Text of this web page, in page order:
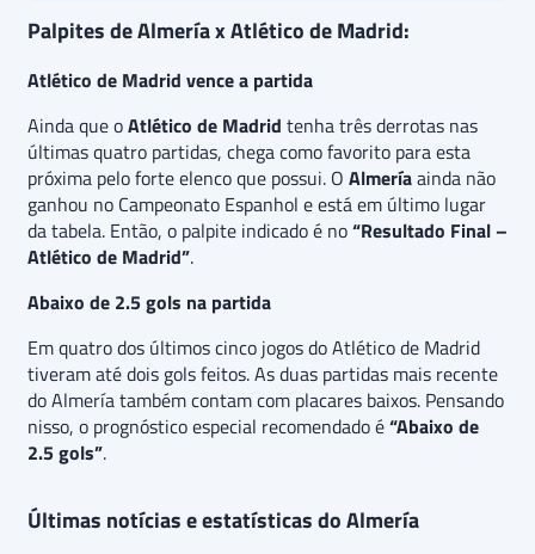
Palpites de Almería x Atlético de Madrid:
Atlético de Madrid vence a partida
Ainda que oAtlético de Madrid tenha três derrotas nas
últimas quatro partidas, chega como favorito para esta
próxima pelo forte elenco que possui. O Almeríaainda não
ganhou no Campeonato Espanhol e está em último lugar
da tabela. Então, o palpite indicado é no“Resultado Final –
Atlético de Madrid”.
Abaixo de 2.5 gols na partida
Em quatro dos últimos cinco jogos do Atlético de Madrid
tiveram até dois gols feitos. As duas partidas mais recente
do Almería também contam com placares baixos. Pensando
nisso, o prognóstico especial recomendado é“Abaixo de
2.5 gols”.
Últimas notícias e estatísticas do Almería